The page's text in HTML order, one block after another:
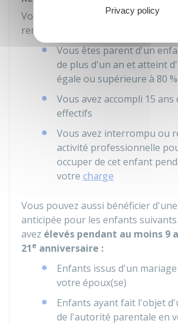
Vous pouvez partir en retraite
remplissez les
Vous êtes parent d'un
de plus d'un an et atteint
égale ou supérieure à 80 %
Vous avez accompli 15 ans
effectifs
Vous avez interrompu ou
activité professionnelle
occuper de cet enfant
votre charge
Vous pouvez aussi bénéficier
anticipée pour les enfants suivants
avez élevés pendant au moins 9
21e anniversaire :
Enfants issus d'un
votre époux(se)
Enfants ayant fait l'objet
de l'autorité parentale en
Privacy policy